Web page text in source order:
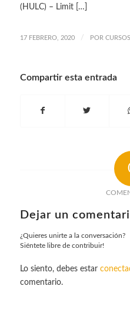
(HULC) – Limit […]
17 FEBRERO, 2020 / POR
Compartir esta entrada
Dejar un
¿Quieres unirte a la conversación?
Siéntete libre de contribuir!
Lo siento, debes estar
comentario.